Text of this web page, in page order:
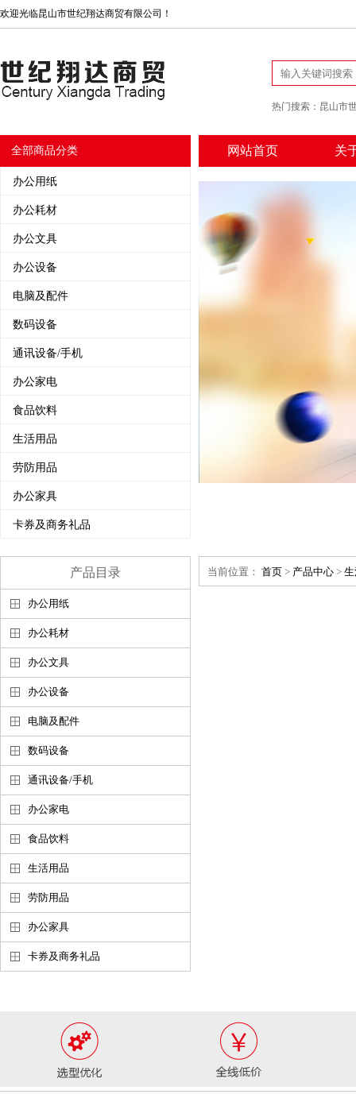
欢迎光临昆山市世纪翔达商贸有限公司！
热门搜索： 昆山市
全部商品分类
办公用纸
办公耗材
办公文具
办公设备
电脑及配件
数码设备
通讯设备/手机
办公家电
食品饮料
生活用品
劳防用品
办公家具
卡券及商务礼品
网站首页 关
产品目录
办公用纸
办公耗材
办公文具
办公设备
电脑及配件
数码设备
通讯设备/手机
办公家电
食品饮料
生活用品
劳防用品
办公家具
卡券及商务礼品
当前位置： 首页 > 产品中心 >